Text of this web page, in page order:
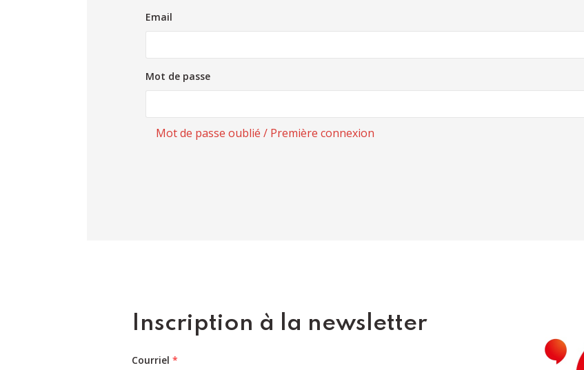
Email
Mot de passe
Mot de passe oublié / Première connexion
Inscription à la newsletter
Courriel *